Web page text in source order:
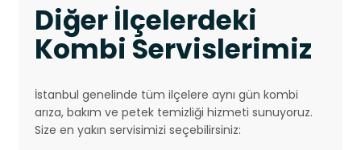
Diğer İlçelerdeki
Kombi Servislerimiz
İstanbul genelinde tüm ilçelere aynı gün kombi
arıza, bakım ve petek temizliği hizmeti sunuyoruz.
Size en yakın servisimizi seçebilirsiniz: